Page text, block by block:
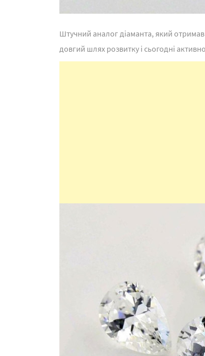
Штучний аналог діаманта, який отримав
довгий шлях розвитку і сьогодні